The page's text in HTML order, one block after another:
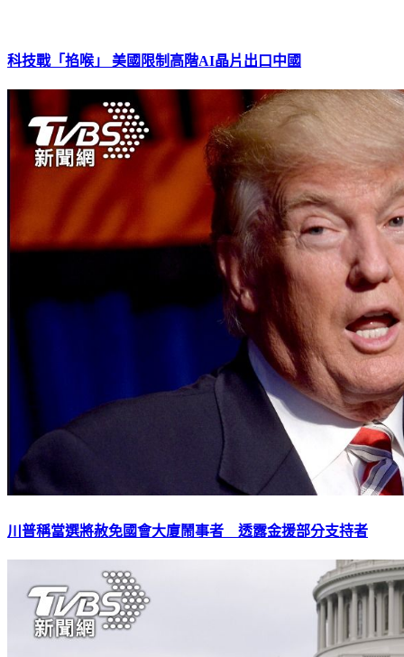
科技戰「掐喉」 美國限制高階AI晶片出口中國
川普稱當選將赦免國會大廈鬧事者 透露金援部分支持者